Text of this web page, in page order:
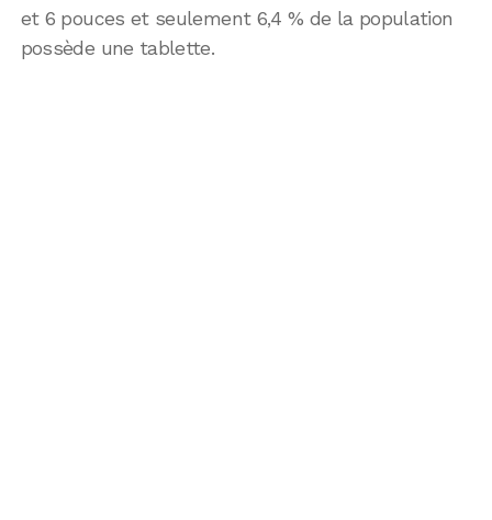
et 6 pouces et seulement 6,4 % de la population
possède une tablette.